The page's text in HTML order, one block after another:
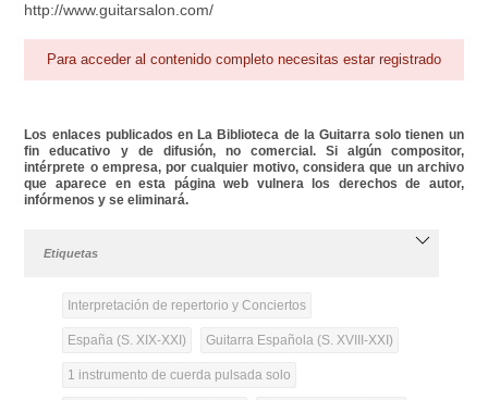
http://www.guitarsalon.com/
Para acceder al contenido completo necesitas estar registrado
Los enlaces publicados en La Biblioteca de la Guitarra solo tienen un
fin educativo y de difusión, no comercial. Si algún compositor,
intérprete o empresa, por cualquier motivo, considera que un archivo
que aparece en esta página web vulnera los derechos de autor,
infórmenos y se eliminará.
Etiquetas
Interpretación de repertorio y Conciertos
España (S. XIX-XXI) Guitarra Española (S. XVIII-XXI)
1 instrumento de cuerda pulsada solo